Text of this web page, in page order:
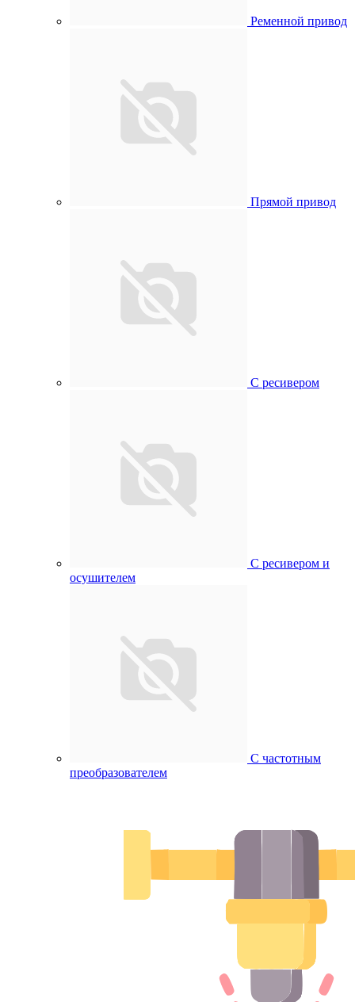
Ременной привод
Прямой привод
С ресивером
С ресивером и
осушителем
С частотным
преобразователем